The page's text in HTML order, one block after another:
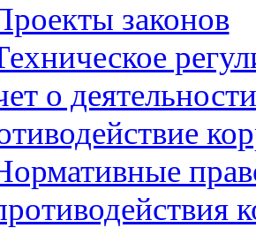
законов
о